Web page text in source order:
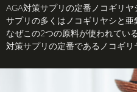
AGA対策サプリの定番ノコギリ
サプリの多くはノコギリヤシと
なぜこの2つの原料が使われてい
対策サプリの定番であるノコギリヤ